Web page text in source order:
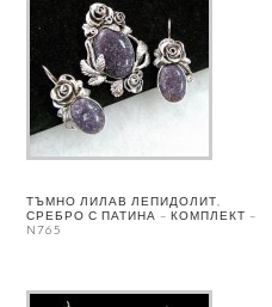
ТЪМНО ЛИЛАВ ЛЕПИДОЛИТ,
СРЕБРО С ПАТИНА – КОМПЛЕКТ –
N765